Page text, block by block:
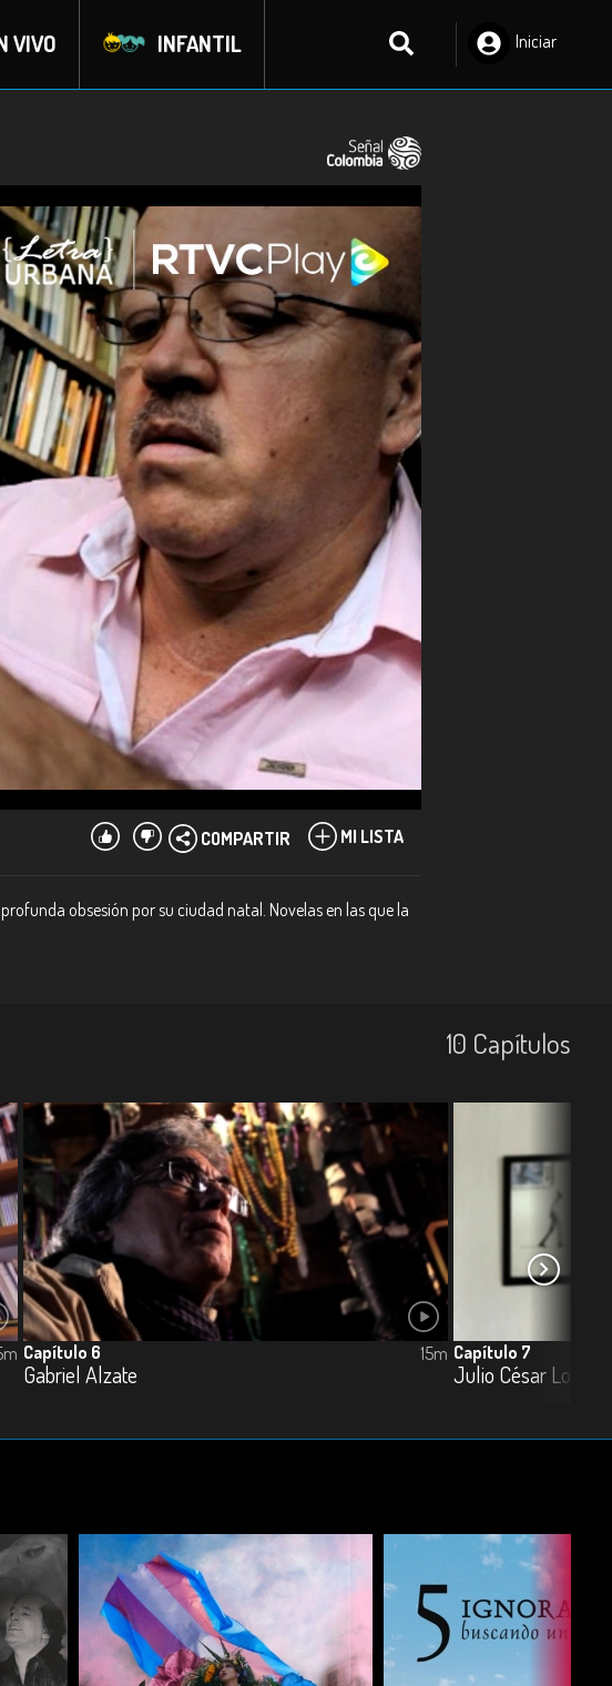
VIVO INFANTIL
Iniciar
MI LISTA
COMPARTIR
obsesión por su ciudad natal. Novelas en las que la
10 Capí­tulos
Capítulo 6
Gabriel Alzate
15m Capítulo 7
Julio César